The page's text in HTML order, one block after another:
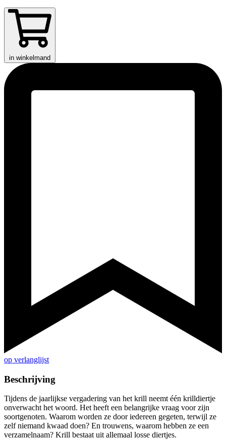
in winkelmand
op verlanglijst
Beschrijving
Tijdens de jaarlijkse vergadering van het krill neemt één krilldiertje
onverwacht het woord. Het heeft een belangrijke vraag voor zijn
soortgenoten. Waarom worden ze door iedereen gegeten, terwijl ze
zelf niemand kwaad doen? En trouwens, waarom hebben ze een
verzamelnaam? Krill bestaat uit allemaal losse diertjes.